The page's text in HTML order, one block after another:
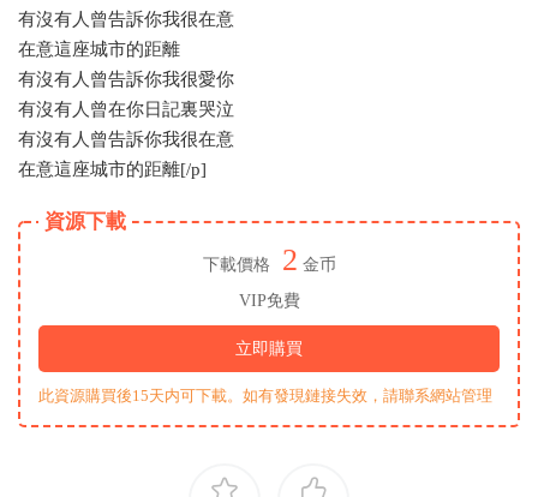
有沒有人曾告訴你我很在意
在意這座城市的距離
有沒有人曾告訴你我很愛你
有沒有人曾在你日記裏哭泣
有沒有人曾告訴你我很在意
在意這座城市的距離[/p]
資源下載
下載價格 2 金币
VIP免費
立即購買
此資源購買後15天内可下載。如有發現鏈接失效，請聯系網站管理